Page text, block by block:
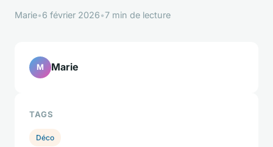
Marie•6 février 2026•7 min de lecture
M Marie
TAGS
Déco